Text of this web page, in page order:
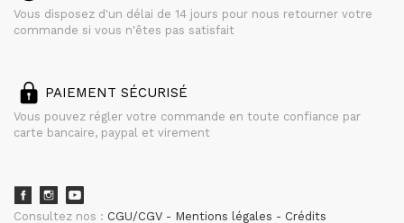
Vous disposez d'un délai de 14 jours pour nous retourner votre
commande si vous n'êtes pas satisfait
PAIEMENT SÉCURISÉ
Vous pouvez régler votre commande en toute confiance par
carte bancaire, paypal et virement
Consultez nos : CGU/CGV Mentions légales Crédits